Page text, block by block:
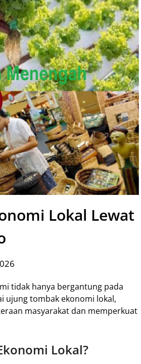
Lokal Lewat
tidak hanya bergantung pada
ujung tombak ekonomi lokal,
masyarakat dan memperkuat
Lokal?